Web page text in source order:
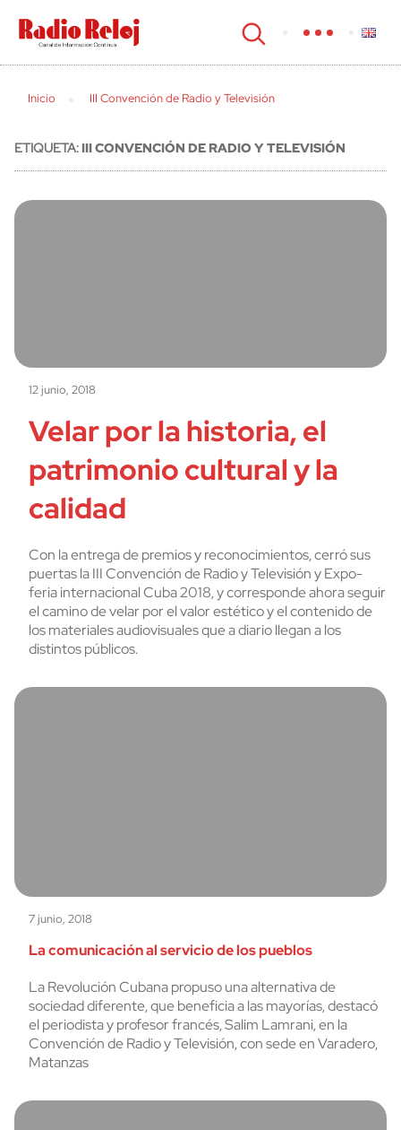
cerrar
Inicio III Convención de Radio y Televisión
ETIQUETA:III CONVENCIÓN DE RADIO Y TELEVISIÓN
12 junio, 2018
Velar por la historia, el
patrimonio cultural y la
calidad
Con la entrega de premios y reconocimientos, cerró sus
puertas la III Convención de Radio y Televisión y Expo-
feria internacional Cuba 2018, y corresponde ahora seguir
el camino de velar por el valor estético y el contenido de
los materiales audiovisuales que a diario llegan a los
distintos públicos.
7 junio, 2018
La comunicación al servicio de los pueblos
La Revolución Cubana propuso una alternativa de
sociedad diferente, que beneficia a las mayorías, destacó
el periodista y profesor francés, Salim Lamrani, en la
Convención de Radio y Televisión, con sede en Varadero,
Matanzas